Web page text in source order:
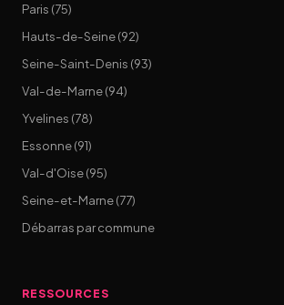
Paris (75)
Hauts-de-Seine (92)
Seine-Saint-Denis (93)
Val-de-Marne (94)
Yvelines (78)
Essonne (91)
Val-d'Oise (95)
Seine-et-Marne (77)
Débarras par commune
RESSOURCES